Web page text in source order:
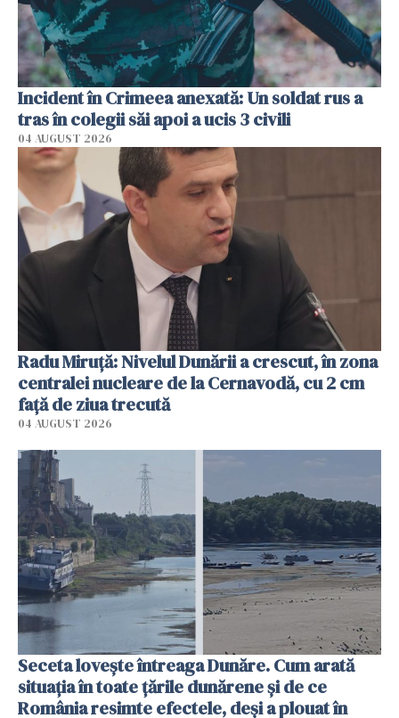
Incident în Crimeea anexată: Un soldat rus a
tras în colegii săi apoi a ucis 3 civili
04 AUGUST 2026
Radu Miruţă: Nivelul Dunării a crescut, în zona
centralei nucleare de la Cernavodă, cu 2 cm
faţă de ziua trecută
04 AUGUST 2026
Seceta lovește întreaga Dunăre. Cum arată
situația în toate țările dunărene și de ce
România resimte efectele, deși a plouat în